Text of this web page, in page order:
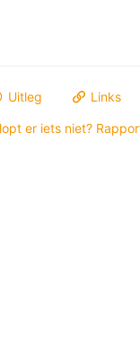
Uitleg Links
er iets niet?